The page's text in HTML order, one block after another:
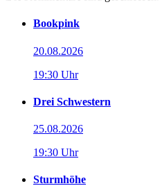
Bookpink
20.08.2026
19:30 Uhr
Drei Schwestern
25.08.2026
19:30 Uhr
Sturmhöhe